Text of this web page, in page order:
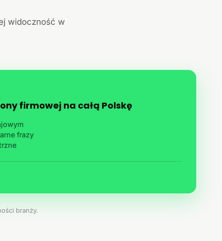
widoczność w
firmowej na całą Polskę
frazy
branży.